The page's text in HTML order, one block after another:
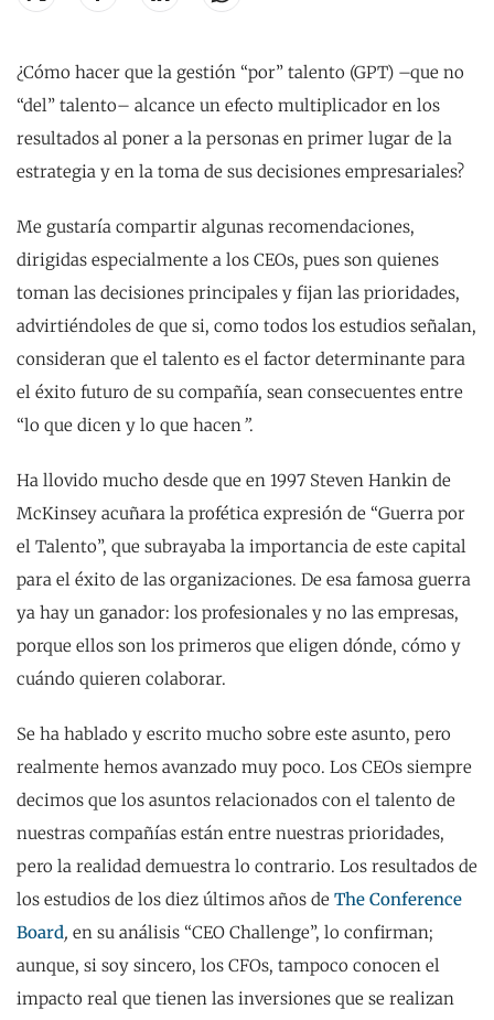
¿Cómo hacer que la gestión “por” talento (GPT) –que no
“del” talento– alcance un efecto multiplicador en los
resultados al poner a la personas en primer lugar de la
estrategia y en la toma de sus decisiones empresariales?
Me gustaría compartir algunas recomendaciones,
dirigidas especialmente a los CEOs, pues son quienes
toman las decisiones principales y fijan las prioridades,
advirtiéndoles de que si, como todos los estudios señalan,
consideran que el talento es el factor determinante para
el éxito futuro de su compañía, sean consecuentes entre
“lo que dicen y lo que hacen”.
Ha llovido mucho desde que en 1997 Steven Hankin de
McKinsey acuñara la profética expresión de “Guerra por
el Talento”, que subrayaba la importancia de este capital
para el éxito de las organizaciones. De esa famosa guerra
ya hay un ganador: los profesionales y no las empresas,
porque ellos son los primeros que eligen dónde, cómo y
cuándo quieren colaborar.
Se ha hablado y escrito mucho sobre este asunto, pero
realmente hemos avanzado muy poco. Los CEOs siempre
decimos que los asuntos relacionados con el talento de
nuestras compañías están entre nuestras prioridades,
pero la realidad demuestra lo contrario. Los resultados de
los estudios de los diez últimos años de The Conference
Board, en su análisis “CEO Challenge”, lo confirman;
aunque, si soy sincero, los CFOs, tampoco conocen el
impacto real que tienen las inversiones que se realizan